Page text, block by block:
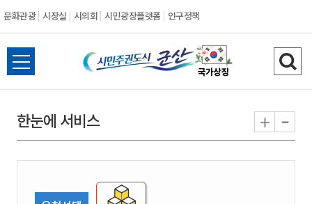
문화관광 시장실 시의회 시민광장플랫폼 인구정책
시
민
권
도
전
체
뉴
열
검
색
기
한눈에 서비스 + -